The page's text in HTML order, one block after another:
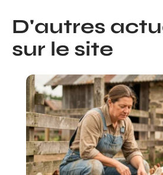
D'autres
sur le site